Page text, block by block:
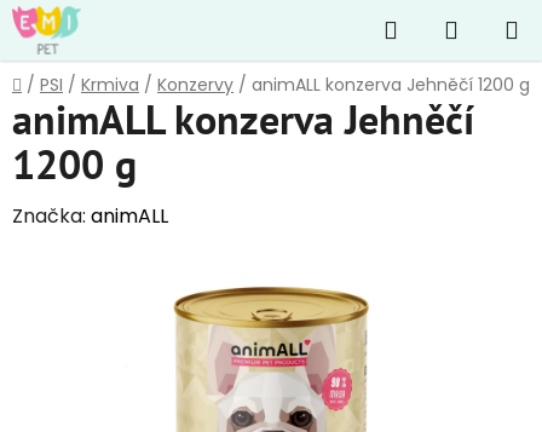
Přejít
na
obsah
Hledat
KOŠÍK
Domů
/ PSI / Krmiva / Konzervy / animALL konzerva Jehněčí 1200 g
animALL konzerva Jehněčí
1200 g
Značka: animALL